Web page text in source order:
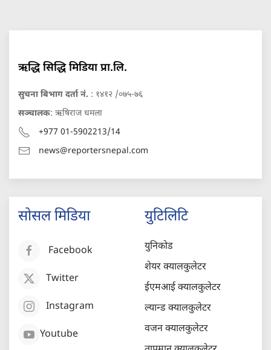
ऋद्धि सिद्धि मिडिया प्रा.लि.
सुचना बिभाग दर्ता नं. : १४१२ /०७५-७६
सञ्चालक: ऋषिराज धमला
+977 01-5902213/14
news@reportersnepal.com
सोसल मिडिया
Facebook
Twitter
Instagram
Youtube
युटिलिटि
युनिकोड
शेयर क्यालकुलेटर
ईएमआई क्यालकुलेटर
ल्यान्ड क्यालकुलेटर
वजन क्यालकुलेटर